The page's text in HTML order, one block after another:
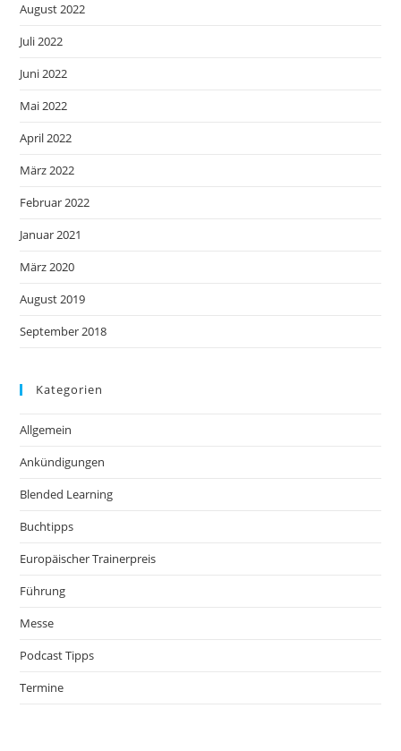
August 2022
Juli 2022
Juni 2022
Mai 2022
April 2022
März 2022
Februar 2022
Januar 2021
März 2020
August 2019
September 2018
Kategorien
Allgemein
Ankündigungen
Blended Learning
Buchtipps
Europäischer Trainerpreis
Führung
Messe
Podcast Tipps
Termine